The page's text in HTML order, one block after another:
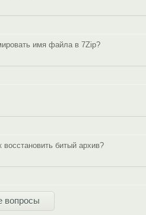
имя файла в 7Zip?
битый архив?
вопросы